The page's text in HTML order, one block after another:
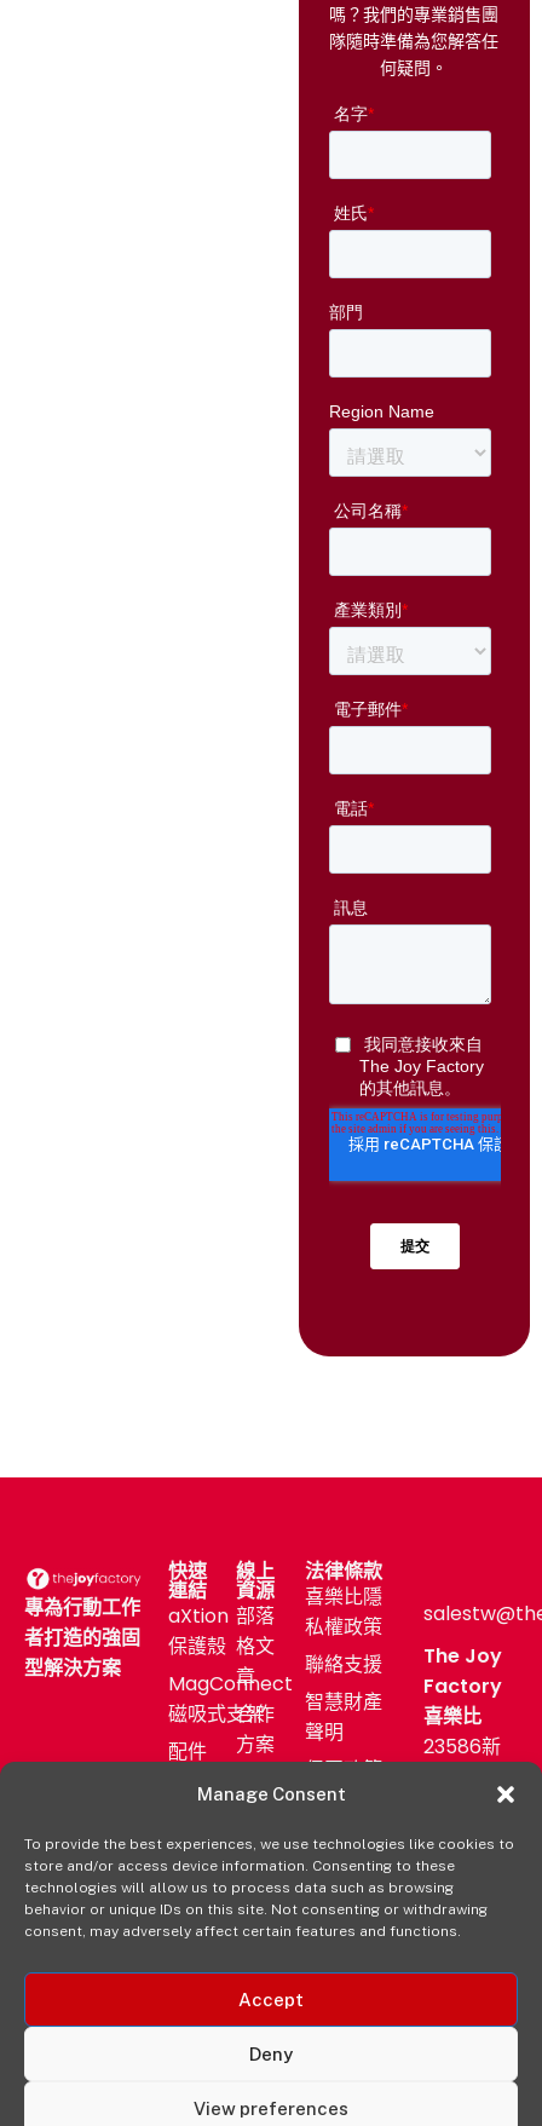
Manage Consent
To provide the best experiences, we use technologies like cookies to
store and/or access device information. Consenting to these
technologies will allow us to process data such as browsing
behavior or unique IDs on this site. Not consenting or withdrawing
consent, may adversely affect certain features and functions.
Accept
Deny
View preferences
嗎？我們的專業銷售團
隊隨時準備為您解答任
何疑問。
專為行動工作
者打造的強固
型解決方案
快速
連結
aXtion
保護殼
MagConnect
磁吸式支架
配件
產業
購買
aXtion→
線上
資源
部落
格文
章
合作
方案
售後
服務
新聞
發佈
室
通路
法律條款
喜樂比隱
私權政策
聯絡支援
智慧財產
聲明
保固政策
The Joy
Factory
喜樂比
23586新
區中正路
872號11F
(02)
2222-
9827